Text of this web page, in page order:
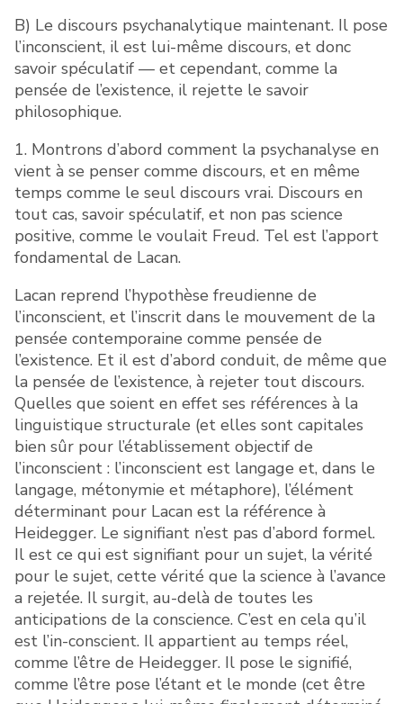
B) Le discours psychanalytique maintenant. Il pose
l’inconscient, il est lui-même discours, et donc
savoir spéculatif — et cependant, comme la
pensée de l’existence, il rejette le savoir
philosophique.
1. Montrons d’abord comment la psychanalyse en
vient à se penser comme discours, et en même
temps comme le seul discours vrai. Discours en
tout cas, savoir spéculatif, et non pas science
positive, comme le voulait Freud. Tel est l’apport
fondamental de Lacan.
Lacan reprend l’hypothèse freudienne de
l’inconscient, et l’inscrit dans le mouvement de la
pensée contemporaine comme pensée de
l’existence. Et il est d’abord conduit, de même que
la pensée de l’existence, à rejeter tout discours.
Quelles que soient en effet ses références à la
linguistique structurale (et elles sont capitales
bien sûr pour l’établissement objectif de
l’inconscient : l’inconscient est langage et, dans le
langage, métonymie et métaphore), l’élément
déterminant pour Lacan est la référence à
Heidegger. Le signifiant n’est pas d’abord formel.
Il est ce qui est signifiant pour un sujet, la vérité
pour le sujet, cette vérité que la science à l’avance
a rejetée. Il surgit, au-delà de toutes les
anticipations de la conscience. C’est en cela qu’il
est l’in-conscient. Il appartient au temps réel,
comme l’être de Heidegger. Il pose le signifié,
comme l’être pose l’étant et le monde (cet être